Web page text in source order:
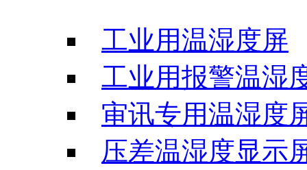
工业用温湿度屏
工业用报警温湿
审讯专用温湿度
压差温湿度显示